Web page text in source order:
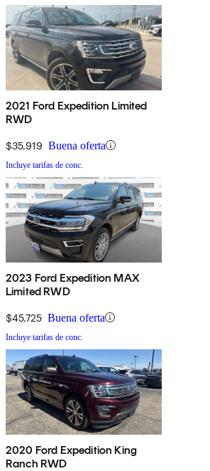
2021 Ford Expedition Limited
RWD
$35,919 Buena oferta
Incluye tarifas de conc.
2023 Ford Expedition MAX
Limited RWD
$45,725 Buena oferta
Incluye tarifas de conc.
2020 Ford Expedition King
Ranch RWD